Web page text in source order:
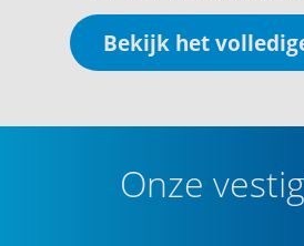
Bekijk het
Onze